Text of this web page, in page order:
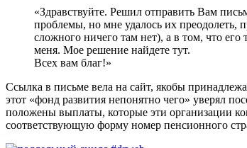
«Здравствуйте. Решил отправить Вам
проблемы, но мне удалось их преодолеть,
сложного ничего там нет), а в том, что
меня. Мое решение найдете тут.
Всех вам благ!»
Ссылка в письме вела на сайт, якобы
этот «фонд развития непонятно чего» уверял
положены выплаты, которые эти организации
соответствующую форму номер пенсионного